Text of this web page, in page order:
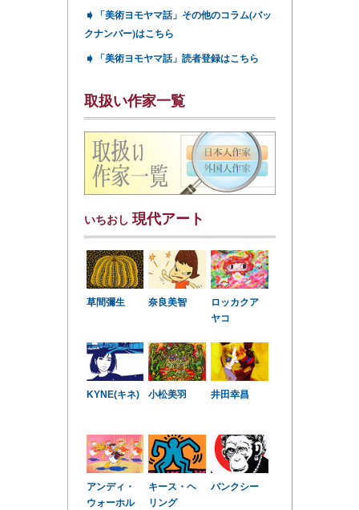
➧
「美術ヨモヤマ話」その他のコラム(バッ
クナンバー)はこちら
➧ 「美術ヨモヤマ話」読者登録はこちら
取扱い作家一覧
いちおし 現代アート
草間彌生 奈良美智
ロッカクア
ヤコ
KYNE(キネ) 小松美羽 井田幸昌
アンディ・
ウォーホル
キース・ヘ
リング
バンクシー